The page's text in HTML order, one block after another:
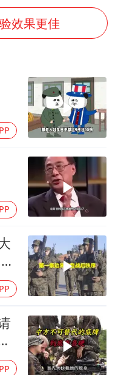
跟13岁女儿合跳
三预警齐发 11个省份有大到暴雨
女儿百花奖发言
从科技创新看开局起步的时与势
效果更佳